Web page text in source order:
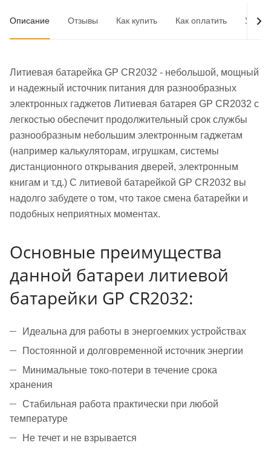
Описание Отзывы Как купить Как оплатить
Литиевая батарейка GP CR2032 - небольшой, мощный
и надежный источник питания для разнообразных
электронных гаджетов Литиевая батарея GP CR2032 с
легкостью обеспечит продолжительный срок службы
разнообразным небольшим электронным гаджетам
(например калькуляторам, игрушкам, системы
дистанционного открывания дверей, электронным
книгам и т.д.) С литиевой батарейкой GP CR2032 вы
надолго забудете о том, что такое смена батарейки и
подобных неприятных моментах.
Основные преимущества
данной батареи литиевой
батарейки GP CR2032:
Идеальна для работы в энергоемких устройствах
Постоянной и долговременной источник энергии
Минимальные токо-потери в течение срока
хранения
Стабильная работа практически при любой
температуре
Не течет и не взрывается